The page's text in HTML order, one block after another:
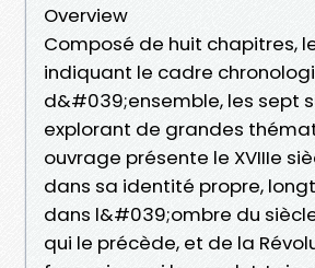
Overview
Composé de huit chapitres,
indiquant le cadre
d&#039;ensemble, les sept
explorant de grandes
ouvrage présente le XVIIIe
dans sa identité propre,
dans l&#039;ombre du siècle
qui le précède, et de la